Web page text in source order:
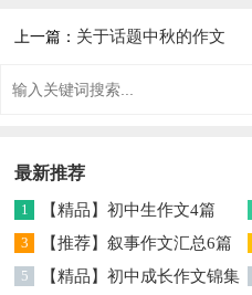
上一篇： 关于话题中秋的作文
最新推荐
1 【精品】初中生作文4篇
3 【推荐】叙事作文汇总6篇
5
【精品】初中成长作文锦集